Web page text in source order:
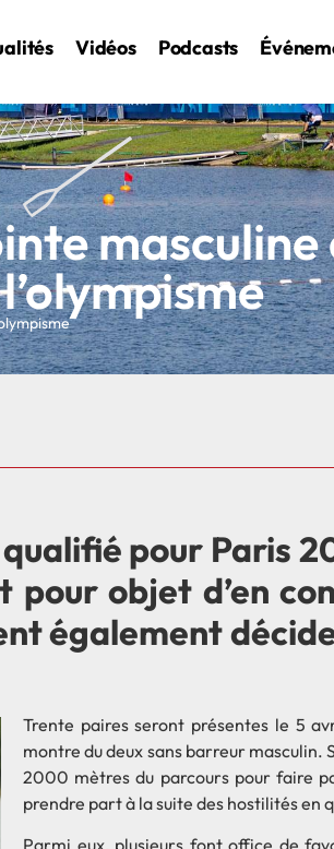
Vidéos Podcasts
pour Paris
objet d’en
également
Trente paires seront présentes le 5
montre du deux sans barreur
2000 mètres du parcours pour faire
prendre part à la suite des hostilités en